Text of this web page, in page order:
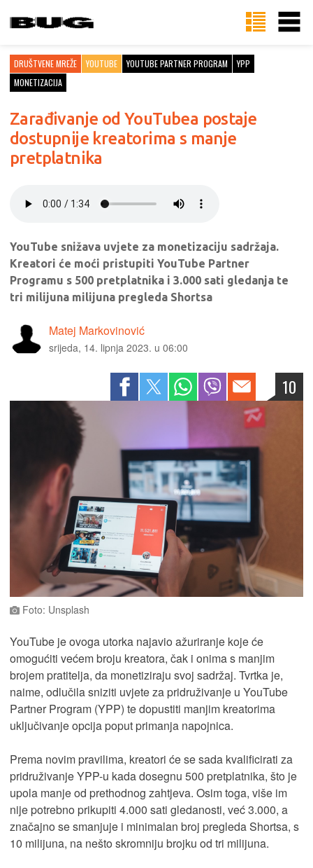
DRUŠTVENE MREŽE YOUTUBE YOUTUBE PARTNER PROGRAM
YPP
MONETIZACIJA
Zarađivanje od YouTubea postaje
dostupnije kreatorima s manje
pretplatnika
YouTube snižava uvjete za monetizaciju sadržaja.
Kreatori će moći pristupiti YouTube Partner
Programu s 500 pretplatnika i 3.000 sati gledanja te
tri milijuna milijuna pregleda Shortsa
Matej Markovinović
srijeda, 14. lipnja 2023. u 06:00
10
Foto: Unsplash
YouTube je ovoga utorka najavio ažuriranje koje će
omogućiti većem broju kreatora, čak i onima s manjim
brojem pratitelja, da monetiziraju svoj sadržaj. Tvrtka je,
naime, odlučila sniziti uvjete za pridruživanje u YouTube
Partner Program (YPP) te dopustiti manjim kreatorima
uključivanje opcija poput primanja napojnica.
Prema novim pravilima, kreatori će se sada kvalificirati za
pridruživanje YPP-u kada dosegnu 500 pretplatnika, što je
upola manje od prethodnog zahtjeva. Osim toga, više im
nije potrebno prikupiti 4.000 sati gledanosti, već 3.000, a
značajno se smanjuje i minimalan broj pregleda Shortsa, s
10 milijuna, na nešto skromniju brojku od tri milijuna.